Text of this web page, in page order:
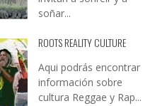
soñar...
ROOTS REALITY CULTURE
Aqui podrás encontrar
información sobre
cultura Reggae y Rap...